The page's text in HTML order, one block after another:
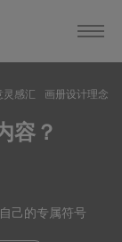
灵感汇
画册设计理念
容？
己的专属符号